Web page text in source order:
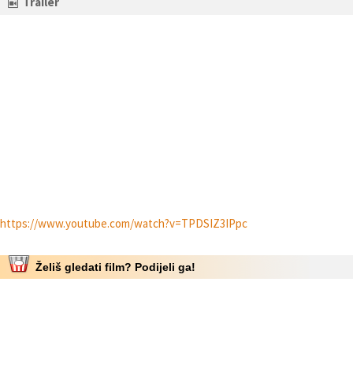
https://www.youtube.com/watch?v=TPDSIZ3IPpc
Želiš gledati film? Podijeli ga!